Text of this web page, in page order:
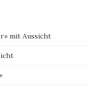
mit Aussicht